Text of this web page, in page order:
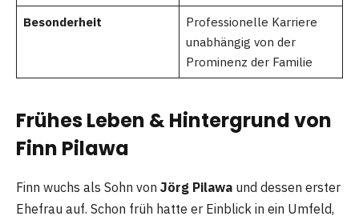
Besonderheit
Professionelle Karriere
unabhängig von der
Prominenz der Familie
Frühes Leben & Hintergrund von
Finn Pilawa
Finn wuchs als Sohn von Jörg Pilawa und dessen erster
Ehefrau auf. Schon früh hatte er Einblick in ein Umfeld,